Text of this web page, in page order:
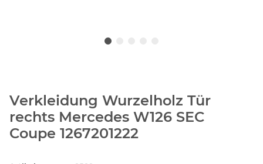
Verkleidung Wurzelholz Tür
rechts Mercedes W126 SEC
Coupe 1267201222